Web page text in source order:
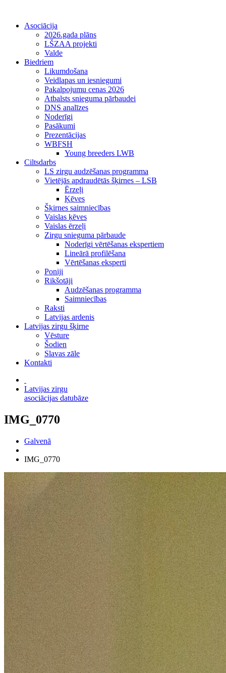
Asociācija
2026.gada plāns
LŠZAA projekti
Valde
Biedriem
Likumdošana
Veidlapas un iesniegumi
Pakalpojumu cenas 2026
Atbalsts snieguma pārbaudei
DNS analīzes
Noderīgi
Pasākumi
Prezentācijas
WBFSH
Young breeders LWB
Ciltsdarbs
LS zirgu audzēšanas programma
Vietējās apdraudētās šķirnes – LSB
Ērzeļi
Ķēves
Šķirnes saimniecības
Vaislas ķēves
Vaislas ērzeļi
Zirgu snieguma pārbaude
Noderīgi vērtēšanas ekspertiem
Lineārā profilēšana
Vērtēšanas eksperti
Poniji
Rikšotāji
Audzēšanas programma
Saimniecības
Raksti
Latvijas ardenis
Latvijas zirgu šķirne
Vēsture
Šodien
Slavas zāle
Kontakti
Latvijas zirgu
asociācijas datubāze
IMG_0770
Galvenā
IMG_0770